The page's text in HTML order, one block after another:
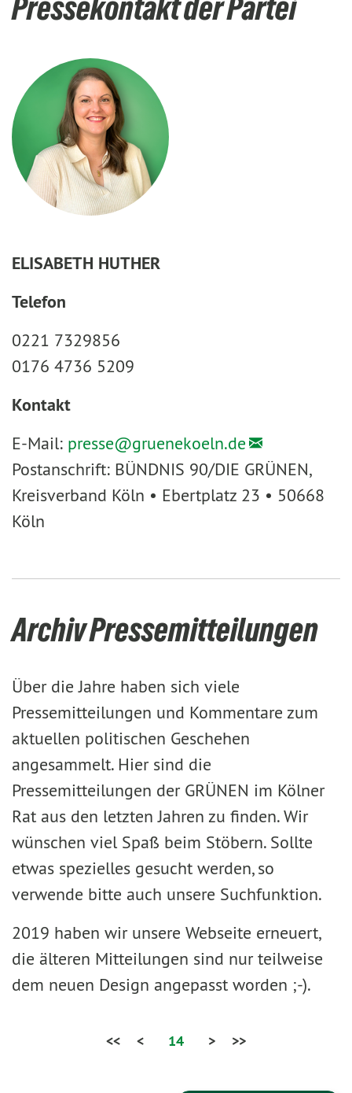
Pressekontakt der Partei
ELISABETH HUTHER
Telefon
0221 7329856
0176 4736 5209
Kontakt
E-Mail: presse@gruenekoeln.de
Postanschrift: BÜNDNIS 90/DIE GRÜNEN,
Kreisverband Köln • Ebertplatz 23 • 50668
Köln
Archiv Pressemitteilungen
Über die Jahre haben sich viele
Pressemitteilungen und Kommentare zum
aktuellen politischen Geschehen
angesammelt. Hier sind die
Pressemitteilungen der GRÜNEN im Kölner
Rat aus den letzten Jahren zu finden. Wir
wünschen viel Spaß beim Stöbern. Sollte
etwas spezielles gesucht werden, so
verwende bitte auch unsere Suchfunktion.
2019 haben wir unsere Webseite erneuert,
die älteren Mitteilungen sind nur teilweise
dem neuen Design angepasst worden ;-).
<< < 14 > >>